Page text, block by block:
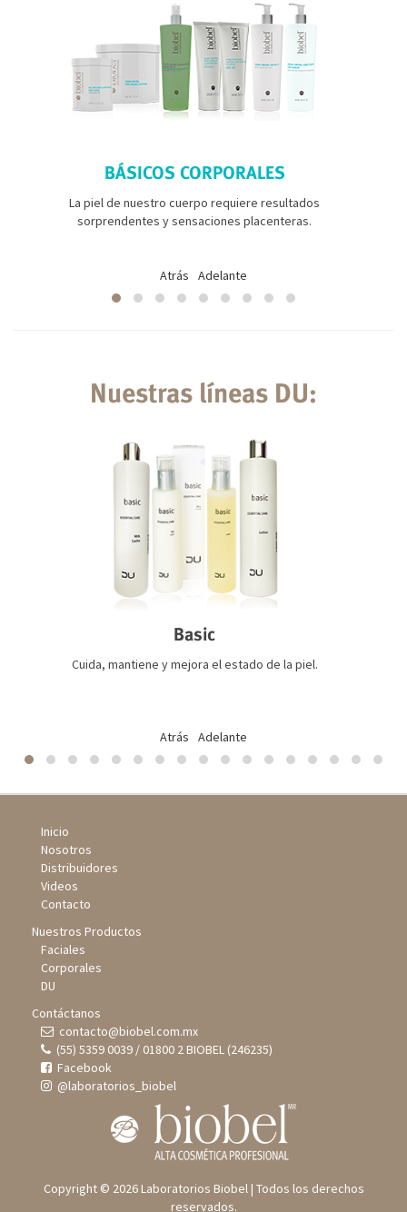
BÁSICOS CORPORALES
La piel de nuestro cuerpo requiere resultados
sorprendentes y sensaciones placenteras.
Atrás Adelante
Nuestras líneas DU:
Basic
Cuida, mantiene y mejora el estado de la piel.
Atrás Adelante
Inicio
Nosotros
Distribuidores
Videos
Contacto
Nuestros Productos
Faciales
Corporales
DU
Contáctanos
contacto@biobel.com.mx
(55) 5359 0039 / 01800 2 BIOBEL (246235)
Facebook
@laboratorios_biobel
Copyright © 2026 Laboratorios Biobel | Todos los derechos
reservados.